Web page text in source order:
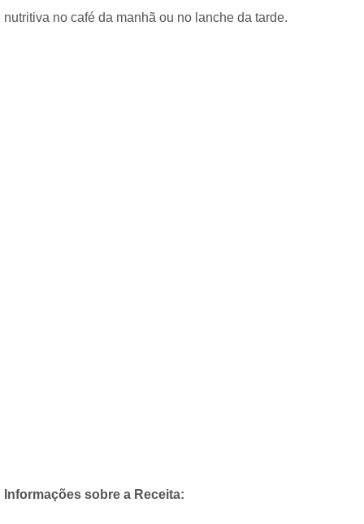
nutritiva no café da manhã ou no lanche da tarde.
Informações sobre a Receita: